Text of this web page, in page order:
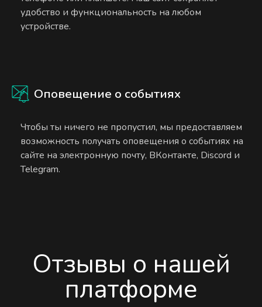
удобство и функциональность на любом
устройстве.
Оповещение о событиях
Чтобы ты ничего не пропустил, мы предоставляем
возможность получать оповещения о событиях на
сайте на электронную почту, ВКонтакте, Discord и
Telegram.
Отзывы о нашей
платформе